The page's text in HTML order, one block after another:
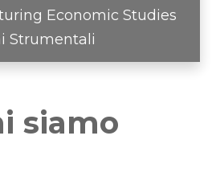
Economic Studies
Strumentali
siamo